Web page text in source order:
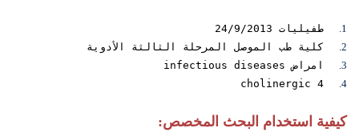
1.
طفيليات 24/9/2013
2.
كلية طب الموصل المرحلة الثالثة الأدوية
3.
امراض infectious diseases
4.
كيفية استخدام البحث المخصص: